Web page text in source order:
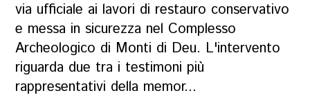
via ufficiale ai lavori di restauro conservativo
e messa in sicurezza nel Complesso
Archeologico di Monti di Deu. L'intervento
riguarda due tra i testimoni più
rappresentativi della memor...